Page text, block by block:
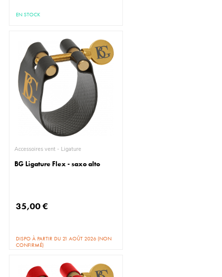
EN STOCK
Accessoires vent - Ligature
BG Ligature Flex - saxo alto
35,00 €
DISPO À PARTIR DU 21 AOÛT 2026 (NON
CONFIRMÉ)